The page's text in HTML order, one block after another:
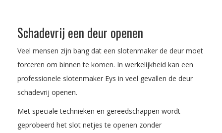
Schadevrij een deur openen
Veel mensen zijn bang dat een slotenmaker de deur moet
forceren om binnen te komen. In werkelijkheid kan een
professionele slotenmaker Eys in veel gevallen de deur
schadevrij openen.
Met speciale technieken en gereedschappen wordt
geprobeerd het slot netjes te openen zonder